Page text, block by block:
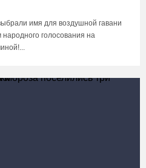
имя для воздушной гавани
голосования на